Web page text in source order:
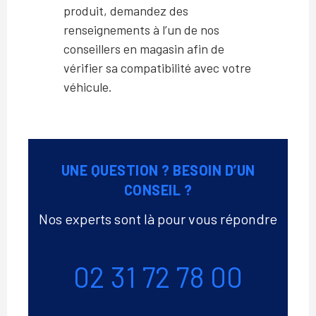
produit, demandez des
renseignements à l’un de nos
conseillers en magasin afin de
vérifier sa compatibilité avec votre
véhicule.
UNE QUESTION ? BESOIN D’UN
CONSEIL ?
Nos experts sont là pour vous répondre
02 31 72 78 00